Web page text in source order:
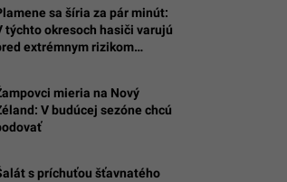
sa šíria za pár minút:
týchto okresoch hasiči varujú
extrémnym rizikom
mieria na Nový
V budúcej sezóne chcú
s príchuťou šťavnatého